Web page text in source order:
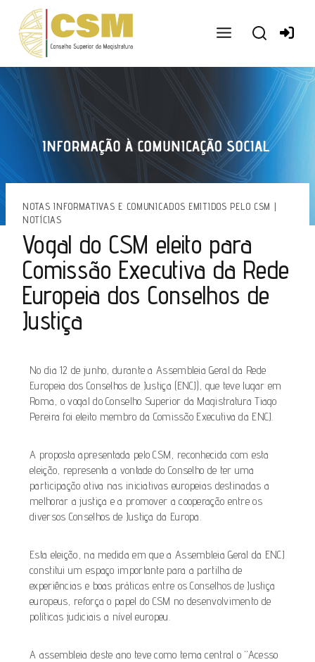
conteúdo
NOTAS INFORMATIVAS E COMUNICADOS EMITIDOS PELO CSM |
NOTÍCIAS
Vogal do CSM eleito para
Comissão Executiva da Rede
Europeia dos Conselhos de
Justiça
No dia 12 de junho, durante a Assembleia Geral da Rede
Europeia dos Conselhos de Justiça (ENCJ), que teve lugar em
Roma, o vogal do Conselho Superior da Magistratura Tiago
Pereira foi eleito membro da Comissão Executiva da ENCJ.
A proposta apresentada pelo CSM, reconhecida com esta
eleição, representa a vontade do Conselho de ter uma
participação ativa nas iniciativas europeias destinadas a
melhorar a justiça e a promover a cooperação entre os
diversos Conselhos de Justiça da Europa.
Esta eleição, na medida em que a Assembleia Geral da ENCJ
constitui um espaço importante para a partilha de
experiências e boas práticas entre os Conselhos de Justiça
europeus, reforça o papel do CSM no desenvolvimento de
políticas judiciais a nível europeu.
A assembleia deste ano teve como tema central o “Acesso